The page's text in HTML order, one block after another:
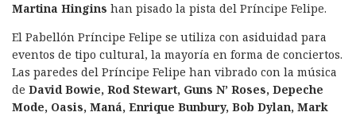
Martina Hingins han pisado la pista del Príncipe Felipe.
El Pabellón Príncipe Felipe se utiliza con asiduidad para
eventos de tipo cultural, la mayoría en forma de conciertos.
Las paredes del Príncipe Felipe han vibrado con la música
de David Bowie, Rod Stewart, Guns N’ Roses, Depeche
Mode, Oasis, Maná, Enrique Bunbury, Bob Dylan, Mark